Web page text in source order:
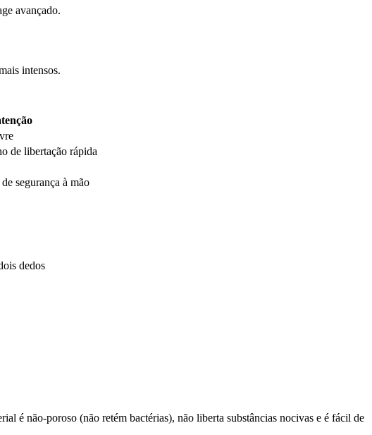
avançado.
intensos.
de libertação rápida
segurança à mão
dedos
é não-poroso (não retém bactérias), não liberta substâncias nocivas e é fácil de